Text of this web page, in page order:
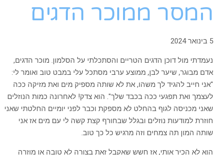
המסר ממוכר הדגים
5 בינואר 2024
נעמדתי מול דוכן הדגים הטריים והסתכלתי על הסלמון. מוכר הדגים,
אדם מבוגר, שיער לבן, ממוצע ערבי מסתכל עלי במבט טוב ואומר לי:
"אני חייב להגיד לך משהו, את לא שותה מספיק מים ואת מזיקה ככה
לעצמך ואת תפגעי ככה בכבד שלך". הוא צדק! לאחרונה כמות הנוזלים
שאני מכניסה לגוף בהחלט לא מספקת וכבר לפני יומיים החלטתי שאני
חוזרת למודעות נוזלים ובגלל שבחורף קצת קשה לי עם מים אז אני
שותה המון תה צמחים וזה מרגיש כל כך טוב.
הוא לא הכיר אותי, אז חשש שאקבל זאת בצורה לא טובה או מוזרה